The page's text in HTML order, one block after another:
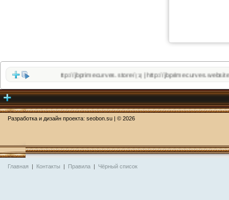
http://jbprimecurves.store/(1)| http://jbprimecurves.website/(1)
Разработка и дизайн проекта: seobon.su | © 2026
Главная | Контакты | Правила | Чёрный список